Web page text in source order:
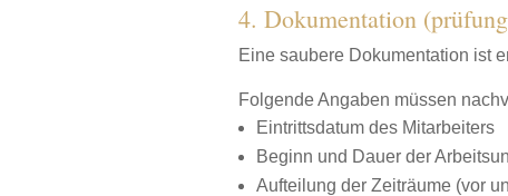
4. Dokumentation
Eine saubere Dokumentation ist
Folgende Angaben müssen
Eintrittsdatum des Mitarbeiters
Beginn und Dauer der
Aufteilung der Zeiträume (vor